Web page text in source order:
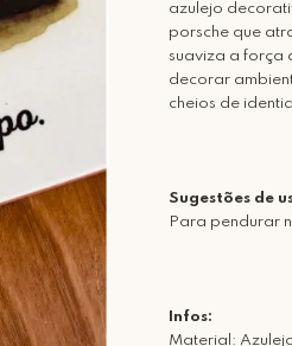
azulejo
porsche que
suaviza a força
decorar
cheios de
Sugestões de
Para pendurar
Infos:
Material: